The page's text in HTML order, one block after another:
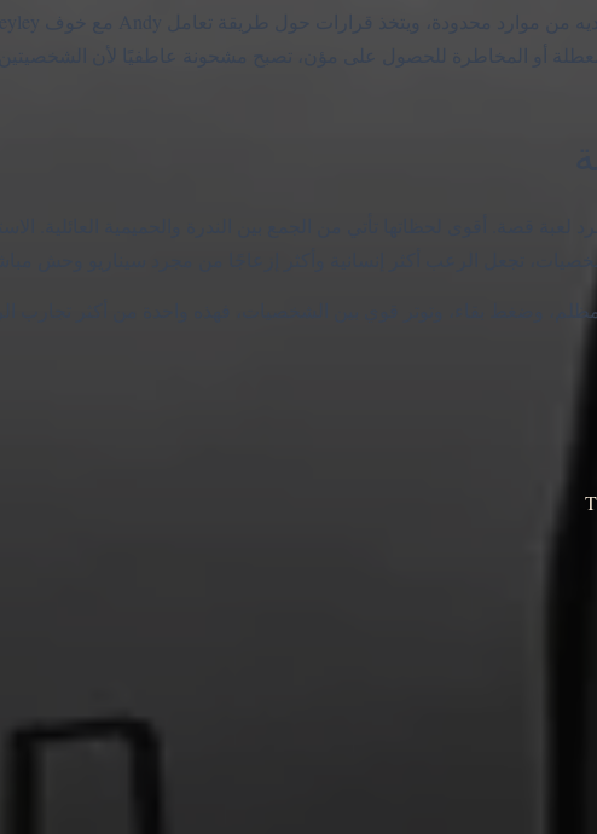
أو المخاطرة للحصول على مؤن، تصبح مشحونة عاطفيًا لأن
قصة. أقوى لحظاتها تأتي من الجمع بين الندرة والحميمية العائلية.
تجعل الرعب أكثر إنسانية وأكثر إزعاجًا من مجرد سيناريو وحش
وضغط بقاء، وتوتر قوي بين الشخصيات، فهذه واحدة من أكثر تجارب